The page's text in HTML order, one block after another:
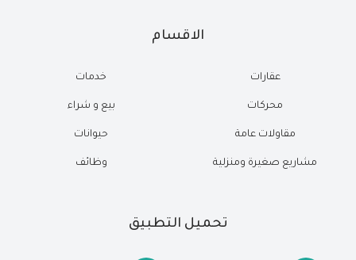
الاقسام
عقارات
محركات
مقاولات عامة
مشاريع صغيرة ومنزلية
خدمات
بيع و شراء
حيوانات
وظائف
تحميل التطبيق